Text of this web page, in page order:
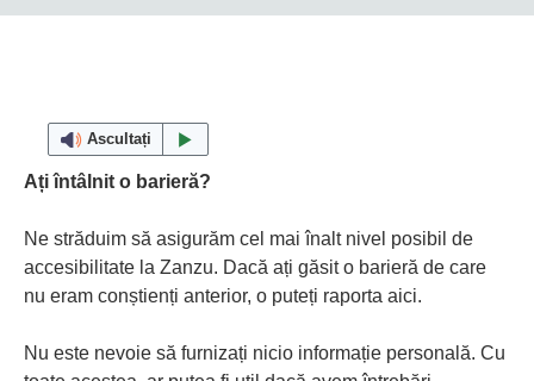
Ascultați
Ați întâlnit o barieră?
Ne străduim să asigurăm cel mai înalt nivel posibil de
accesibilitate la Zanzu. Dacă ați găsit o barieră de care
nu eram conștienți anterior, o puteți raporta aici.
Nu este nevoie să furnizați nicio informație personală. Cu